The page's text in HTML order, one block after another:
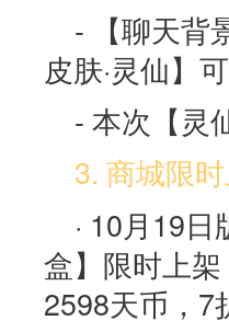
- 【聊天背
皮肤·灵仙】
- 本次【灵
3. 商城限时
· 10月19
盒】限时上
2598天币，7